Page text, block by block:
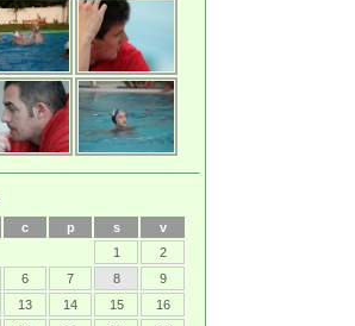
c p s v
1
2
6 7 8
9
13 14 15
16